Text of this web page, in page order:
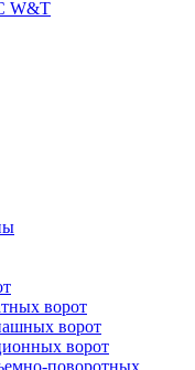
W&T
ворот
ворот
ворот
поворотных